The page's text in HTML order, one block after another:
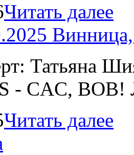
Читать далее
Татьяна
- CAC,
Читать далее